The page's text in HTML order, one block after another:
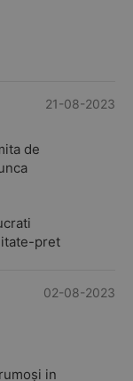
21-08-2023
de
pret
02-08-2023
in